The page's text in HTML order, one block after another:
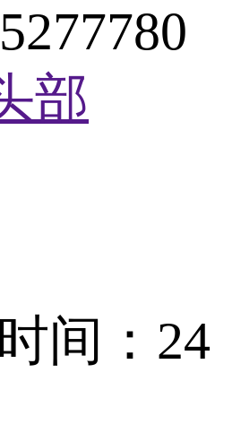
部
间：24